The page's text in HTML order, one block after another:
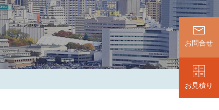
お問合せ
お見積り